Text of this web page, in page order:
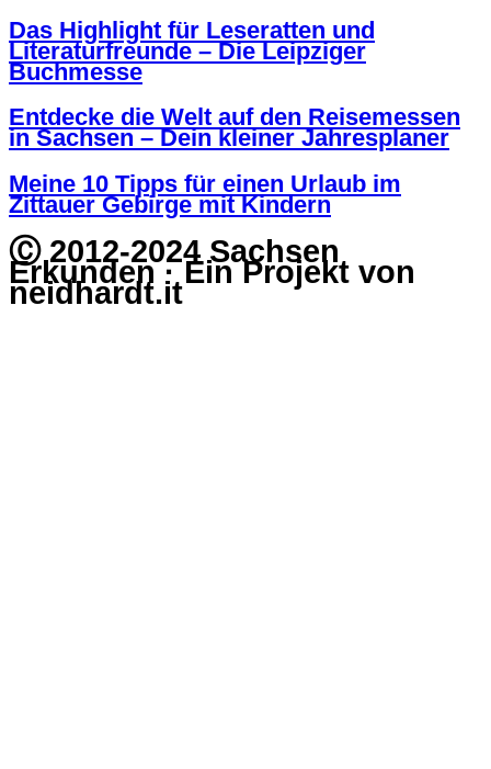
Das Highlight für Leseratten und
Literaturfreunde – Die Leipziger
Buchmesse
Entdecke die Welt auf den Reisemessen
in Sachsen – Dein kleiner Jahresplaner
Meine 10 Tipps für einen Urlaub im
Zittauer Gebirge mit Kindern
Ⓒ 2012-2024 Sachsen
Erkunden · Ein Projekt von
neidhardt.it